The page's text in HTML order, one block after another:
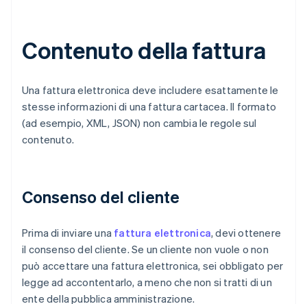
Contenuto della fattura
Una fattura elettronica deve includere esattamente le
stesse informazioni di una fattura cartacea. Il formato
(ad esempio, XML, JSON) non cambia le regole sul
contenuto.
Consenso del cliente
Prima di inviare una fattura elettronica, devi ottenere
il consenso del cliente. Se un cliente non vuole o non
può accettare una fattura elettronica, sei obbligato per
legge ad accontentarlo, a meno che non si tratti di un
ente della pubblica amministrazione.